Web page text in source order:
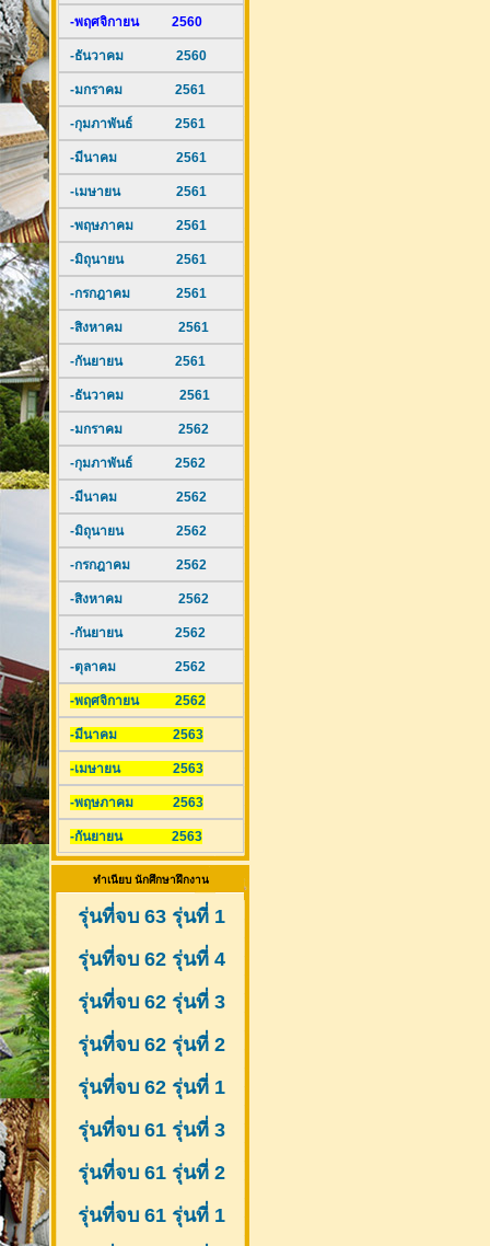
-พฤศจิกายน 2560
-ธันวาคม 2560
-มกราคม 2561
-กุมภาพันธ์ 2561
-มีนาคม 2561
-เมษายน 2561
-พฤษภาคม 2561
-มิถุนายน 2561
-กรกฎาคม 2561
-สิงหาคม 2561
-กันยายน 2561
-ธันวาคม 2561
-มกราคม 2562
-กุมภาพันธ์ 2562
-มีนาคม 2562
-มิถุนายน 2562
-กรกฎาคม 2562
-สิงหาคม 2562
-กันยายน 2562
-ตุลาคม 2562
-พฤศจิกายน 2562
-มีนาคม 2563
-เมษายน 2563
-พฤษภาคม 2563
-กันยายน 2563
ทำเนียบ นักศึกษาฝึกงาน
รุ่นที่จบ 63 รุ่นที่ 1
รุ่นที่จบ 62 รุ่นที่ 4
รุ่นที่จบ 62 รุ่นที่ 3
รุ่นที่จบ 62 รุ่นที่ 2
รุ่นที่จบ 62 รุ่นที่ 1
รุ่นที่จบ 61 รุ่นที่ 3
รุ่นที่จบ 61 รุ่นที่ 2
รุ่นที่จบ 61รุ่นที่ 1